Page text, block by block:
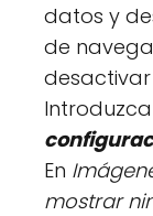
datos y
de
Introduzca
En
mostrar